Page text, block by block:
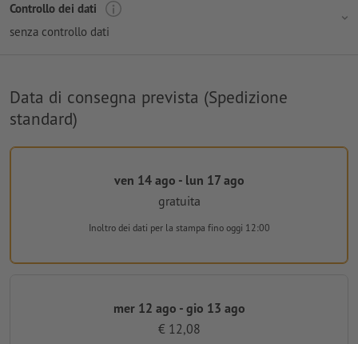
Controllo dei dati
senza controllo dati
Data di consegna prevista (Spedizione
standard)
ven 14 ago - lun 17 ago
gratuita
Inoltro dei dati per la stampa fino oggi 12:00
mer 12 ago - gio 13 ago
€ 12,08